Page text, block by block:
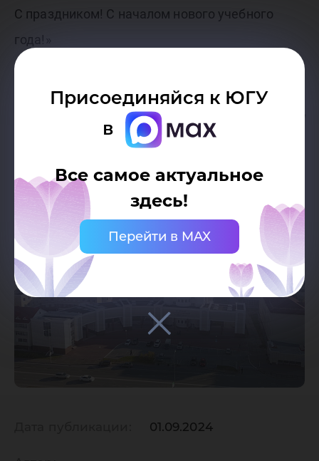
Присоединяйся к ЮГУ
в
Все самое актуальное
здесь!
Перейти в MAX
С праздником! С началом нового учебного
года!»
Ректор ЮГУ Роман Кучин
01.09.2024